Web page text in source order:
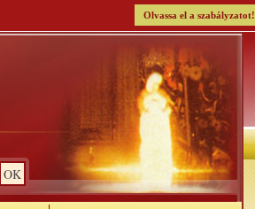
Olvassa el a szabályzatot!